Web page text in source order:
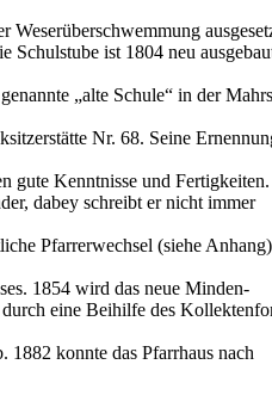
Weserüberschwemmung
Schulstube ist 1804 neu
„alte Schule“ in der
Nr. 68. Seine
gute Kenntnisse und
dabey schreibt er nicht immer
Pfarrerwechsel (siehe
1854 wird das neue Minden-
eine Beihilfe des
1882 konnte das Pfarrhaus nach